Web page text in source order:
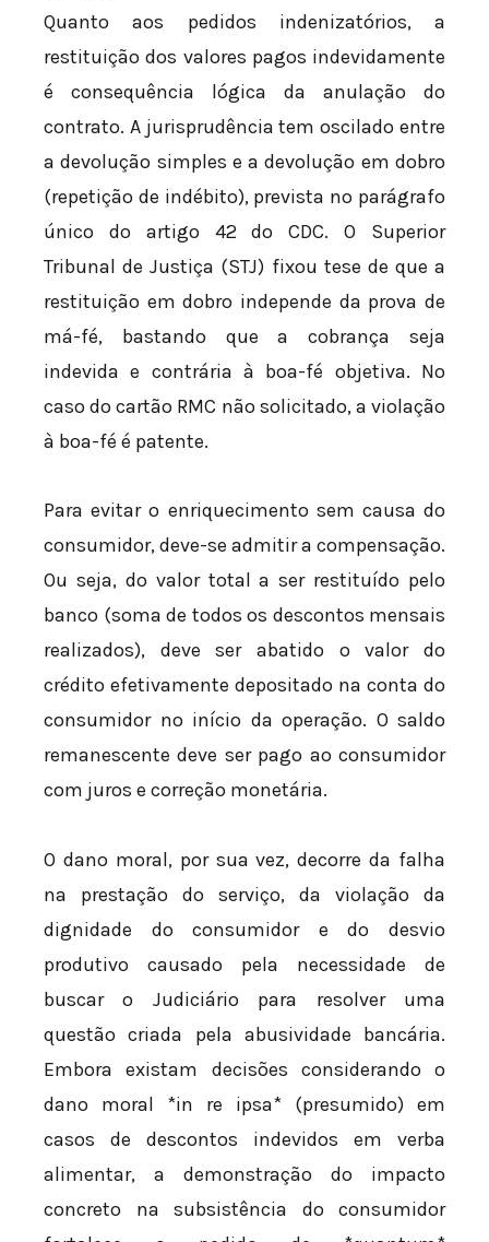
Quanto aos pedidos indenizatórios, a
restituição dos valores pagos indevidamente
é consequência lógica da anulação do
contrato. A jurisprudência tem oscilado entre
a devolução simples e a devolução em dobro
(repetição de indébito), prevista no parágrafo
único do artigo 42 do CDC. O Superior
Tribunal de Justiça (STJ) fixou tese de que a
restituição em dobro independe da prova de
má-fé, bastando que a cobrança seja
indevida e contrária à boa-fé objetiva. No
caso do cartão RMC não solicitado, a violação
à boa-fé é patente.
Para evitar o enriquecimento sem causa do
consumidor, deve-se admitir a compensação.
Ou seja, do valor total a ser restituído pelo
banco (soma de todos os descontos mensais
realizados), deve ser abatido o valor do
crédito efetivamente depositado na conta do
consumidor no início da operação. O saldo
remanescente deve ser pago ao consumidor
com juros e correção monetária.
O dano moral, por sua vez, decorre da falha
na prestação do serviço, da violação da
dignidade do consumidor e do desvio
produtivo causado pela necessidade de
buscar o Judiciário para resolver uma
questão criada pela abusividade bancária.
Embora existam decisões considerando o
dano moral *in re ipsa* (presumido) em
casos de descontos indevidos em verba
alimentar, a demonstração do impacto
concreto na subsistência do consumidor